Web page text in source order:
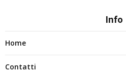
Info
Home
Contatti